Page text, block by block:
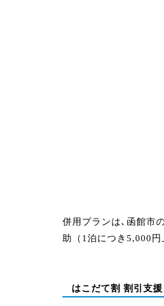
併用プランは､函館市
助（1泊につき5,000
はこだて割 割引支援